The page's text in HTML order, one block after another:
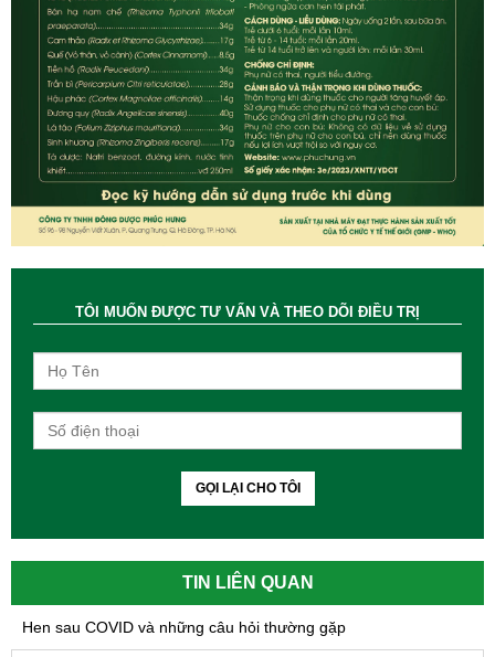
TÔI MUỐN ĐƯỢC TƯ VẤN VÀ THEO DÕI ĐIỀU TRỊ
GỌI LẠI CHO TÔI
TIN LIÊN QUAN
Hen sau COVID và những câu hỏi thường gặp